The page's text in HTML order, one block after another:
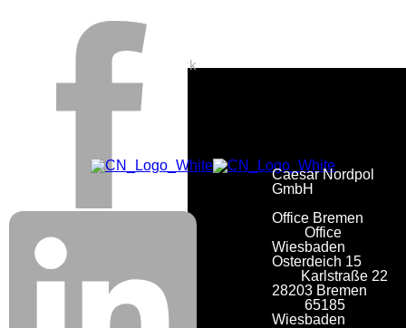
Caesar Nordpol Netzwerk
Datenschutz
Uncategorized
Alle Beiträge in Stop Motion
Caesar Nordpol
GmbH
Office Bremen
Office
Wiesbaden
Osterdeich 15
Karlstraße 22
28203 Bremen
65185
Wiesbaden